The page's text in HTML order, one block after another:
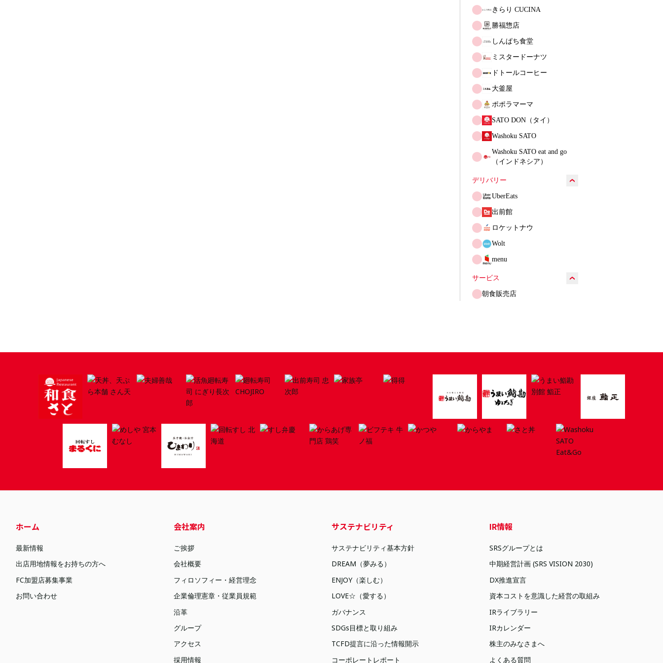
きらり CUCINA
勝福惣店
しんぱち食堂
ミスタードーナツ
ドトールコーヒー
大釜屋
ポポラマーマ
SATO DON（タイ）
Washoku SATO
Washoku SATO eat and go
（インドネシア）
デリバリー
UberEats
出前館
ロケットナウ
Wolt
menu
サービス
朝食販売店
ホーム
最新情報
出店用地情報をお持ちの方へ
FC加盟店募集事業
お問い合わせ
会社案内
ご挨拶
会社概要
フィロソフィー・経営理念
企業倫理憲章・従業員規範
沿革
グループ
アクセス
採用情報
サステナビリティ
サステナビリティ基本方針
DREAM（夢みる）
ENJOY（楽しむ）
LOVE☆（愛する）
ガバナンス
SDGs目標と取り組み
TCFD提言に沿った情報開示
コーポレートレポート
IR情報
SRSグループとは
中期経営計画 (SRS VISION 2030)
DX推進宣言
資本コストを意識した経営の取組み
IRライブラリー
IRカレンダー
株主のみなさまへ
よくある質問